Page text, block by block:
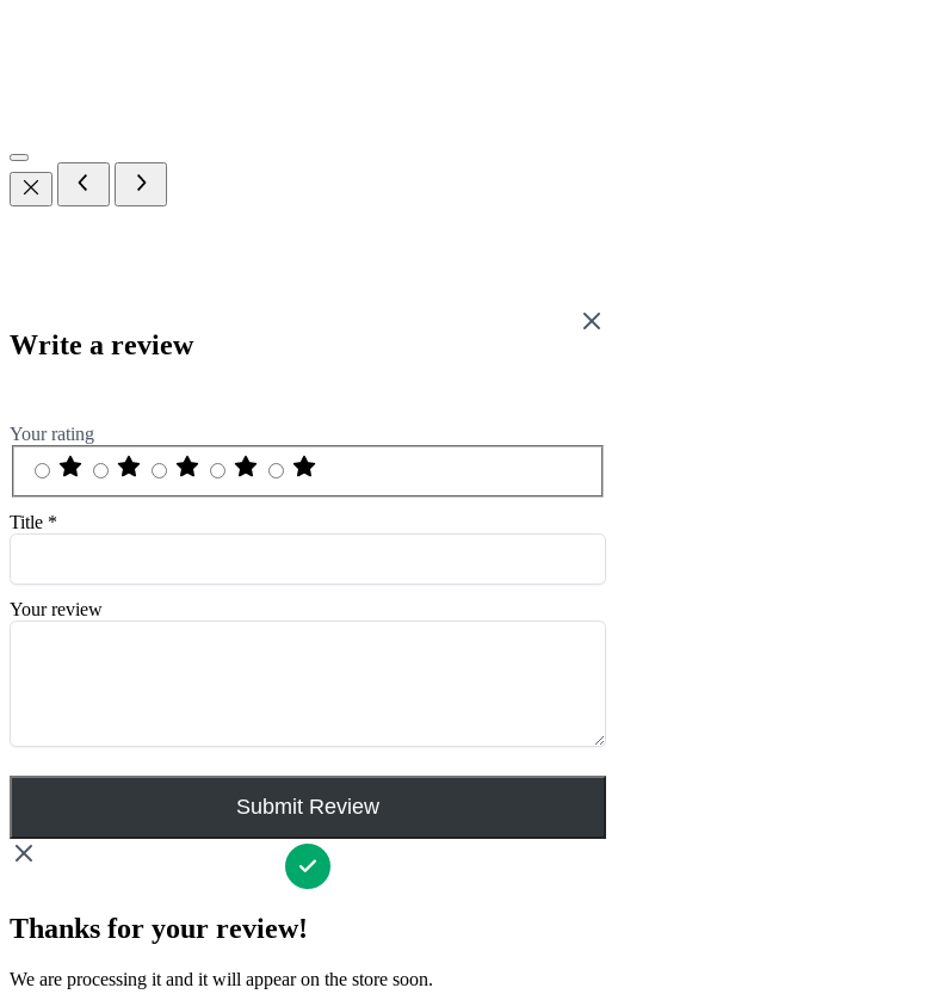
Write a review
Your rating
Title *
Your review
Submit Review
Thanks for your review!
We are processing it and it will appear on the store soon.